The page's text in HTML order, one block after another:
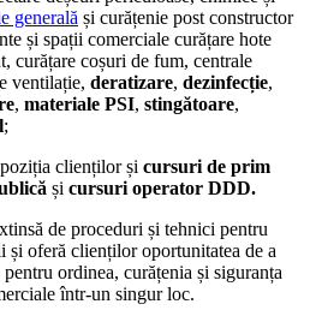
generală și curățenie post constructor
și spații comerciale curățare hote
curățare coșuri de fum, centrale
ventilație, deratizare, dezinfecție,
, materiale PSI, stingătoare,
;
clienților și cursuri de prim
și cursuri operator DDD.
de proceduri și tehnici pentru
oferă clienților oportunitatea de a
ordinea, curățenia și siguranța
într-un singur loc.